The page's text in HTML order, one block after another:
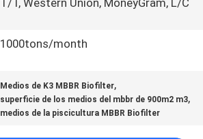
T/T, Western Union, MoneyGram, L/C
1000tons/month
Medios de K3 MBBR Biofilter,
superficie de los medios del mbbr de 900m2 m3,
medios de la piscicultura MBBR Biofilter